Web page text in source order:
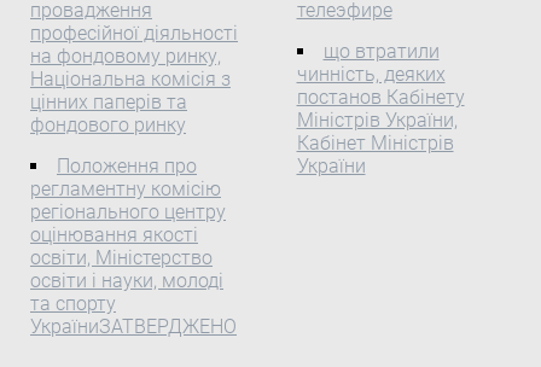
провадження
професійної діяльності
на фондовому ринку,
Національна комісія з
цінних паперів та
фондового ринку
Положення про
регламентну комісію
регіонального центру
оцінювання якості
освіти, Міністерство
освіти і науки, молоді
та спорту
УкраїниЗАТВЕРДЖЕНО
виборчому окрузі № 64,
висунутого Партією "Сам
за себе" До Центральної
виборчої комісії 6 серпня
2012 року надійшла
заява Партії "Сам за
себе" разом з іншими
телеэфире
що втратили
чинність, деяких
постанов Кабінету
Міністрів України,
Кабінет Міністрів
України